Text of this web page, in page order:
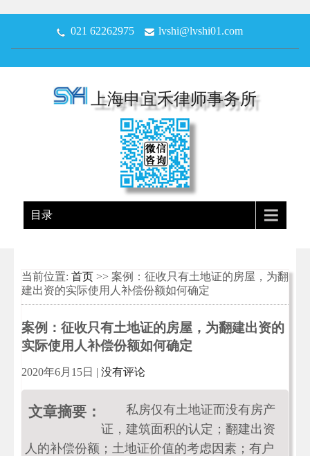
021 62262975 lvshi@lvshi01.com
上海申宜禾律师事务所
目录
当前位置: 首页 >> 案例：征收只有土地证的房屋，为翻
建出资的实际使用人补偿份额如何确定
案例：征收只有土地证的房屋，为翻建出资的
实际使用人补偿份额如何确定
2020年6月15日 | 没有评论
文章摘要：
私房仅有土地证而没有房产
证，建筑面积的认定；翻建出资
人的补偿份额；土地证价值的考虑因素；有户